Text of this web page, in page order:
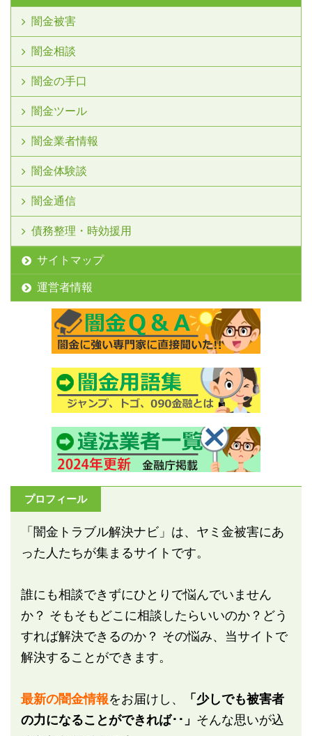
闇金被害
闇金相談
闇金の手口
闇金ツール
闇金業者情報
闇金体験談
闇金通信
債務整理・時効援用
サイトマップ
運営者情報
プロフィール
「闇金トラブル解決ナビ」は、ヤミ金被害にあ
った人たちが集まるサイトです。
誰にも相談できずにひとりで悩んでいません
か？ そもそもどこに相談したらいいのか？どう
すれば解決できるのか？ その悩み、当サイトで
解決することができます。
最新の闇金情報をお届けし、
「少しでも被害者
の力になることができれば･･」 そんな思いが込